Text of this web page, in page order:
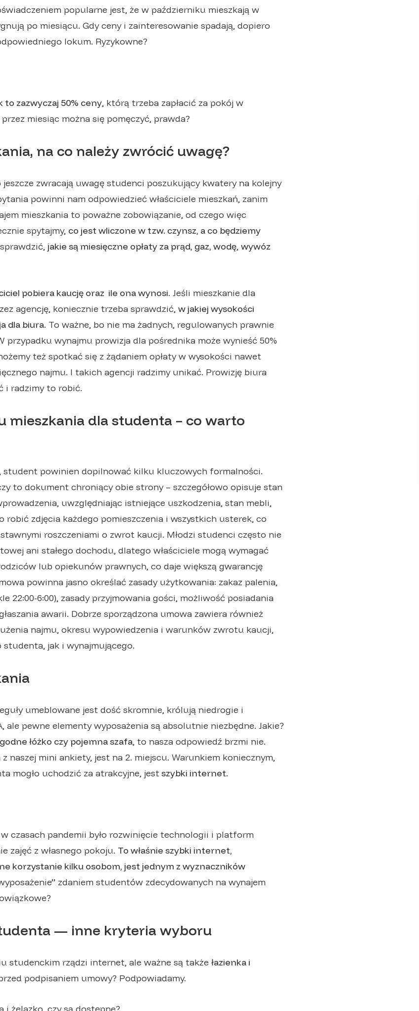
popularne jest, że w październiku mieszkają w
po miesiącu. Gdy ceny i zainteresowanie spadają, dopiero
lokum. Ryzykowne?
to zazwyczaj 50% ceny, którą trzeba zapłacić za pokój w
miesiąc można się pomęczyć, prawda?
na co należy zwrócić uwagę?
jeszcze zwracają uwagę studenci poszukujący kwatery na kolejny
powinni nam odpowiedzieć właściciele mieszkań, zanim
mieszkania to poważne zobowiązanie, od czego więc
spytajmy, co jest wliczone w tzw. czynsz, a co będziemy
jakie są miesięczne opłaty za prąd, gaz, wodę, wywóz
pobiera kaucję oraz ile ona wynosi. Jeśli mieszkanie dla
agencję, koniecznie trzeba sprawdzić, w jakiej wysokości
dla biura. To ważne, bo nie ma żadnych, regulowanych prawnie
przypadku wynajmu prowizja dla pośrednika może wynieść 50%
też spotkać się z żądaniem opłaty w wysokości nawet
najmu. I takich agencji radzimy unikać. Prowizję biura
i radzimy to robić.
mieszkania dla studenta – co warto
student powinien dopilnować kilku kluczowych formalności.
to dokument chroniący obie strony – szczegółowo opisuje stan
uwzględniając istniejące uszkodzenia, stan mebli,
robić zdjęcia każdego pomieszczenia i wszystkich usterek, co
roszczeniami o zwrot kaucji. Młodzi studenci często nie
ani stałego dochodu, dlatego właściciele mogą wymagać
lub opiekunów prawnych, co daje większą gwarancję
powinna jasno określać zasady użytkowania: zakaz palenia,
22:00-6:00), zasady przyjmowania gości, możliwość posiadania
awarii. Dobrze sporządzona umowa zawiera również
najmu, okresu wypowiedzenia i warunków zwrotu kaucji,
jak i wynajmującego.
umeblowane jest dość skromnie, królują niedrogie i
ale pewne elementy wyposażenia są absolutnie niezbędne. Jakie?
łóżko czy pojemna szafa, to nasza odpowiedź brzmi nie.
naszej mini ankiety, jest na 2. miejscu. Warunkiem koniecznym,
mogło uchodzić za atrakcyjne, jestszybki internet.
czasach pandemii było rozwinięcie technologii i platform
zajęć z własnego pokoju. To właśnie szybki internet,
korzystanie kilku osobom, jest jednym z wyznaczników
zdaniem studentów zdecydowanych na wynajem
— inne kryteria wyboru
studenckim rządzi internet, ale ważne są także łazienka i
podpisaniem umowy? Podpowiadamy.